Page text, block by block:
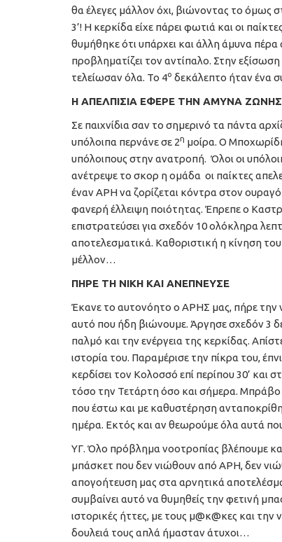
θα έλεγες μάλλον όχι, βιώνοντας το όμως
3’! Η κερκίδα είχε πάρει φωτιά και οι
θυμήθηκε ότι υπάρχει και άλλη άμυνα
προβληματίζει τον αντίπαλο. Στην
τελείωσαν όλα. Το 4ο δεκάλεπτο ήταν ένα
Η ΑΠΕΛΠΙΣΙΑ ΕΦΕΡΕ ΤΗΝ ΑΜΥΝΑ ΖΩΝΗΣ
Σε παιχνίδια σαν το σημερινό τα πάντα
υπόλοιπα περνάνε σε 2η μοίρα. Ο
υπόλοιπους στην ανατροπή. Όλοι οι
ανέτρεψε το σκορ η ομάδα οι παίκτες
έναν ΑΡΗ να ζορίζεται κόντρα στον
φανερή έλλειψη ποιότητας. Έπρεπε ο
επιστρατεύσει για σχεδόν 10 ολόκληρα
αποτελεσματικά. Καθοριστική η κίνηση
μέλλον…
ΠΗΡΕ ΤΗ ΝΙΚΗ ΚΑΙ ΑΝΕΠΝΕΥΣΕ
Έκανε το αυτονόητο ο ΑΡΗΣ μας, πήρε την
αυτό που ήδη βιώνουμε. Άργησε σχεδόν 3
παλμό και την ενέργεια της κερκίδας.
ιστορία του. Παραμέρισε την πίκρα του,
κερδίσει τον Κολοσσό επί περίπου 30’
τόσο την Τετάρτη όσο και σήμερα.
που έστω και με καθυστέρηση
ημέρα. Εκτός και αν θεωρούμε όλα αυτά
ΥΓ. Όλο πρόβλημα νοοτροπίας βλέπουμε
μπάσκετ που δεν νιώθουν από ΑΡΗ, δεν
απογοήτευση μας στα αρνητικά
συμβαίνει αυτό να θυμηθείς την φετινή
ιστορικές ήττες, με τους μ@κ@κες και
δουλειά τους απλά ήμασταν άτυχοι…